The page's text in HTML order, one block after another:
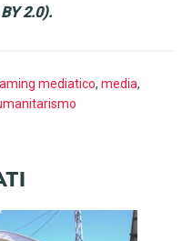
2.0).
mediatico, media,